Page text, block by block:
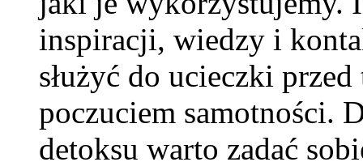
inspiracji, wiedzy i
służyć do ucieczki
poczuciem samotności.
detoksu warto zadać